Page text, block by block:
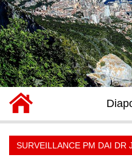
SURVEILLANCE PM DAI DR